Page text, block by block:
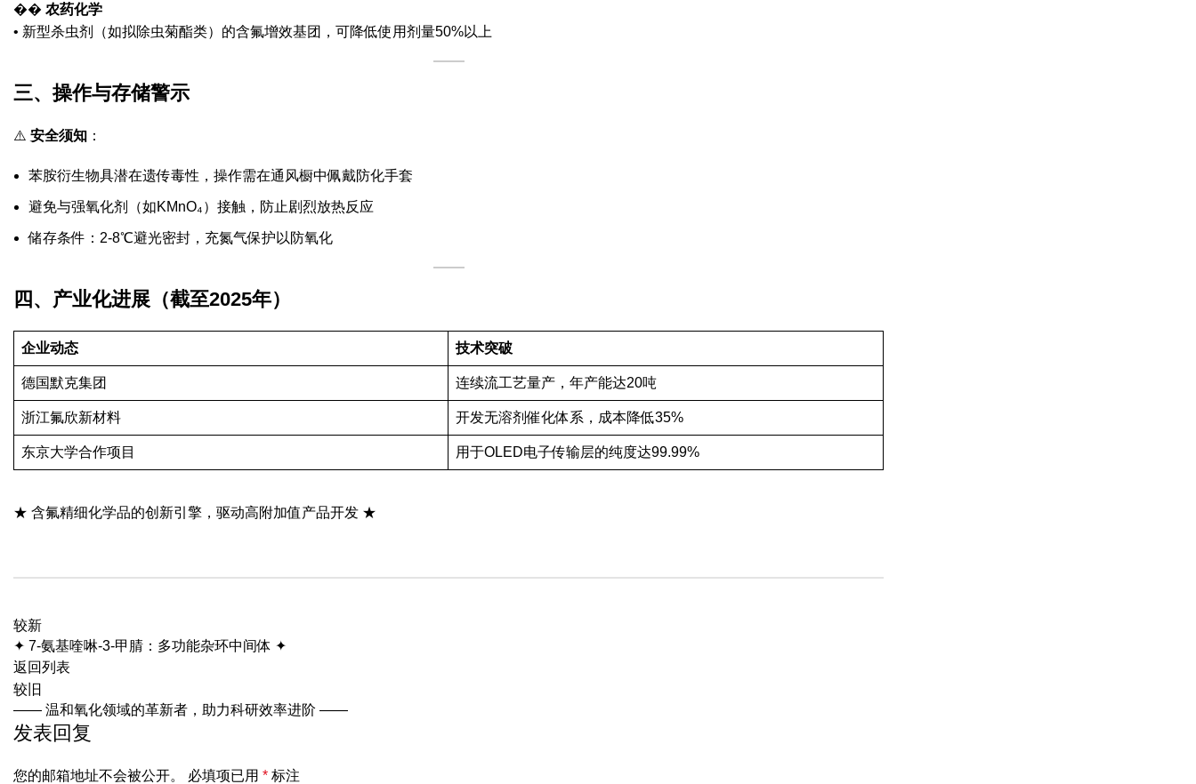
�� ‌ 农药化学
• 新型杀虫剂（如拟除虫菊酯类）的含氟增效基团，可降低使用剂量50%以上
三、操作与存储警示
⚠️ ‌ 安全须知 ‌：
苯胺衍生物具潜在遗传毒性，操作需在通风橱中佩戴防化手套
避免与强氧化剂（如KMnO₄）接触，防止剧烈放热反应
储存条件：2-8℃避光密封，充氮气保护以防氧化
四、产业化进展 ‌（截至2025年）
企业动态 技术突破
德国默克集团 连续流工艺量产，年产能达20吨
浙江氟欣新材料 开发无溶剂催化体系，成本降低35%
东京大学合作项目 用于OLED电子传输层的纯度达99.99%
★ 含氟精细化学品的创新引擎，驱动高附加值产品开发 ★
较新
✦ 7-氨基喹啉-3-甲腈：多功能杂环中间体 ✦
返回列表
较旧
—— 温和氧化领域的革新者，助力科研效率进阶 ——
发表回复
您的邮箱地址不会被公开。 必填项已用 * 标注